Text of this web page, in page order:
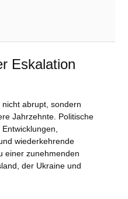
Eskalation
abrupt, sondern
Jahrzehnte. Politische
wiederkehrende
einer zunehmenden
der Ukraine und